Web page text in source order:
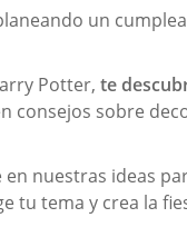
un
Potter, te
consejos sobre
nuestras ideas
tu tema y crea la